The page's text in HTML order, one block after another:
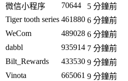
微信小程序
70644
5 分鐘前
Tiger tooth series 461880 6 分鐘前
WeCom
489028 6 分鐘前
dabbl
935914 7 分鐘前
Bilt_Rewards
433530 9 分鐘前
Vinota
665061 9 分鐘前